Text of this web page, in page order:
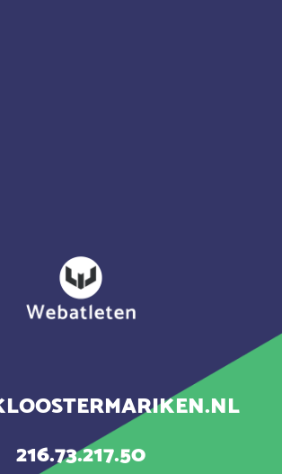
216.73.217.50